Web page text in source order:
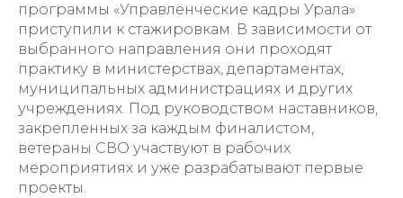
программы «Управленческие кадры Урала»
приступили к стажировкам. В зависимости от
выбранного направления они проходят
практику в министерствах, департаментах,
муниципальных администрациях и других
учреждениях. Под руководством наставников,
закрепленных за каждым финалистом,
ветераны СВО участвуют в рабочих
мероприятиях и уже разрабатывают первые
проекты.